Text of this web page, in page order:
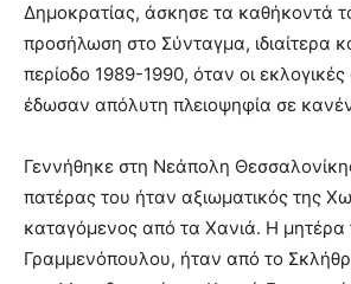
Δημοκρατίας, άσκησε τα καθήκοντά
προσήλωση στο Σύνταγμα, ιδιαίτερα
περίοδο 1989-1990, όταν οι
έδωσαν απόλυτη πλειοψηφία σε
Γεννήθηκε στη Νεάπολη
πατέρας του ήταν αξιωματικός της
καταγόμενος από τα Χανιά. Η μητέρα
Γραμμενόπουλου, ήταν από το